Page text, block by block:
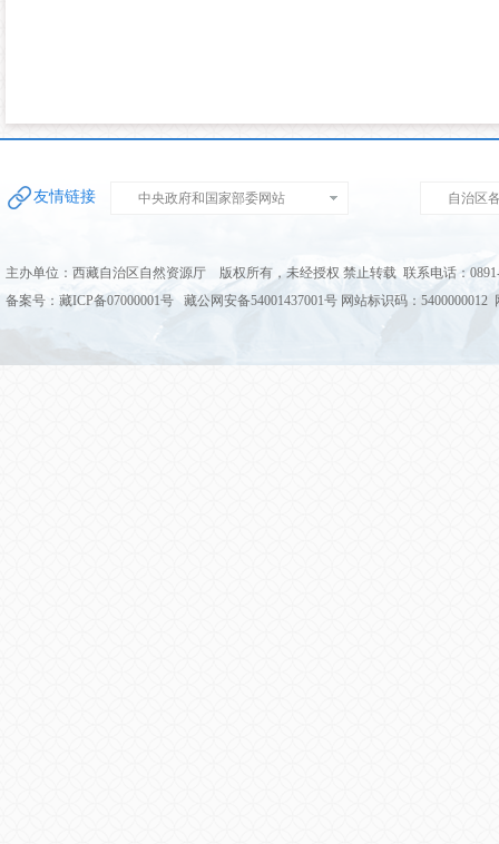
友情链接 中央政府和国家部委网站 自治区
主办单位：西藏自治区自然资源厅 版权所有，未经授权 禁止转载 联系电话：
备案号：藏ICP备07000001号 藏公网安备54001437001号 网站标识码：5400000012